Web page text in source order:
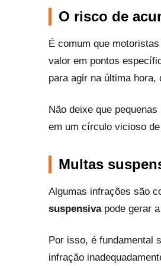
O risco de
É comum que
valor em pontos
para agir na última
Não deixe que
em um círculo vicioso
Multas
Algumas infrações são
suspensivapode gerar
Por isso, é fundamental
infração